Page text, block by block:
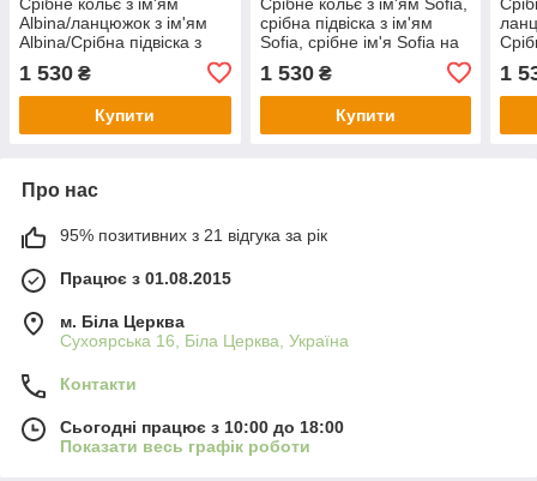
Albina/ланцюжок з ім'ям
Albina/Срібна підвіска з
1 530 ₴
Купити
срібна підвіска з ім'ям
Sofia, срібне ім'я Sofia на
1 530₴
Купити
1
Про нас
95% позитивних з 21 відгука за рік
Працює з 01.08.2015
м. Біла Церква
Сухоярська 16, Біла Церква, Україна
Контакти
Сьогодні працює з 10:00 до 18:00
Показати весь графік роботи